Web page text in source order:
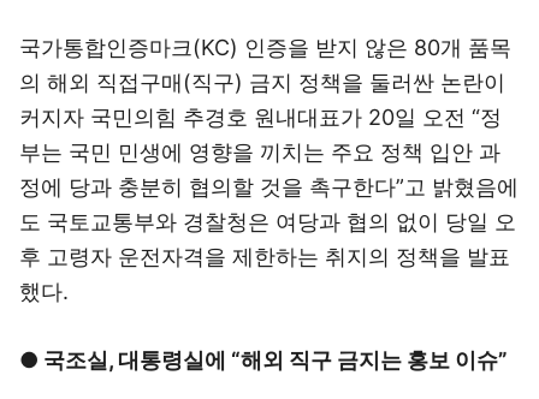
국가통합인증마크(KC) 인증을 받지 않은 80개 품목
의 해외 직접구매(직구) 금지 정책을 둘러싼 논란이
커지자 국민의힘 추경호 원내대표가 20일 오전 “정
부는 국민 민생에 영향을 끼치는 주요 정책 입안 과
정에 당과 충분히 협의할 것을 촉구한다”고 밝혔음에
도 국토교통부와 경찰청은 여당과 협의 없이 당일 오
후 고령자 운전자격을 제한하는 취지의 정책을 발표
했다.
● 국조실, 대통령실에 “해외 직구 금지는 홍보 이슈”